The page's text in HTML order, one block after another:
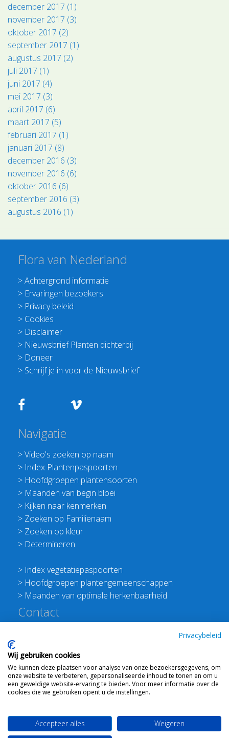
december 2017 (1)
november 2017 (3)
oktober 2017 (2)
september 2017 (1)
augustus 2017 (2)
juli 2017 (1)
juni 2017 (4)
mei 2017 (3)
april 2017 (6)
maart 2017 (5)
februari 2017 (1)
januari 2017 (8)
december 2016 (3)
november 2016 (6)
oktober 2016 (6)
september 2016 (3)
augustus 2016 (1)
Flora van Nederland
>Achtergrond informatie
> Ervaringen bezoekers
> Privacy beleid
> Cookies
> Disclaimer
> Nieuwsbrief Planten dichterbij
> Doneer
> Schrijf je in voor de Nieuwsbrief
Navigatie
>Video's zoeken op naam
> Index Plantenpaspoorten
> Hoofdgroepen plantensoorten
> Maanden van begin bloei
> Kijken naar kenmerken
> Zoeken op Familienaam
> Zoeken op kleur
> Determineren
> Index vegetatiepaspoorten
> Hoofdgroepen plantengemeenschappen
> Maanden van optimale herkenbaarheid
Contact
E:info@floravannederland.nl
Plein 1992 70F 6221JP Maastricht
T: 06 41237586
KVK: 76114821 btw: NL860512289B01
Privacybeleid
Wij gebruiken cookies
We kunnen deze plaatsen voor analyse van onze bezoekersgegevens, om
onze website te verbeteren, gepersonaliseerde inhoud te tonen en om u
een geweldige website-ervaring te bieden. Voor meer informatie over de
cookies die we gebruiken opent u de instellingen.
Accepteer alles Weigeren